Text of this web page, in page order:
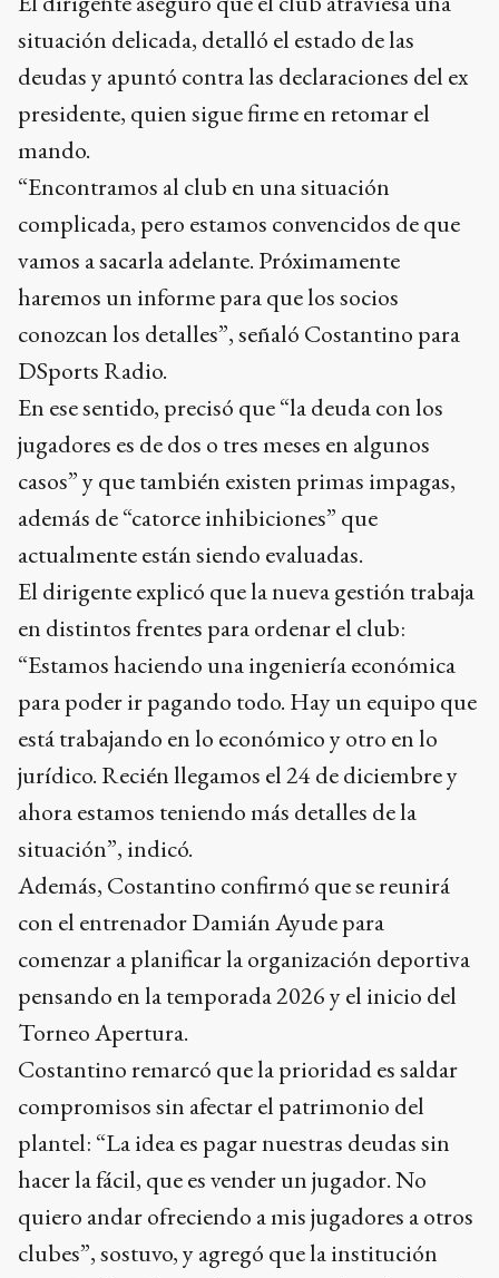
situación delicada, detalló el estado de las
deudas y apuntó contra las declaraciones del ex
presidente, quien sigue firme en retomar el
mando.
“Encontramos al club en una situación
complicada, pero estamos convencidos de que
vamos a sacarla adelante. Próximamente
haremos un informe para que los socios
conozcan los detalles”, señaló Costantino para
DSports Radio.
En ese sentido, precisó que “la deuda con los
jugadores es de dos o tres meses en algunos
casos” y que también existen primas impagas,
además de “catorce inhibiciones” que
actualmente están siendo evaluadas.
El dirigente explicó que la nueva gestión trabaja
en distintos frentes para ordenar el club:
“Estamos haciendo una ingeniería económica
para poder ir pagando todo. Hay un equipo que
está trabajando en lo económico y otro en lo
jurídico. Recién llegamos el 24 de diciembre y
ahora estamos teniendo más detalles de la
situación”, indicó.
Además, Costantino confirmó que se reunirá
con el entrenador Damián Ayude para
comenzar a planificar la organización deportiva
pensando en la temporada 2026 y el inicio del
Torneo Apertura.
Costantino remarcó que la prioridad es saldar
compromisos sin afectar el patrimonio del
plantel: “La idea es pagar nuestras deudas sin
hacer la fácil, que es vender un jugador. No
quiero andar ofreciendo a mis jugadores a otros
clubes”, sostuvo, y agregó que la institución